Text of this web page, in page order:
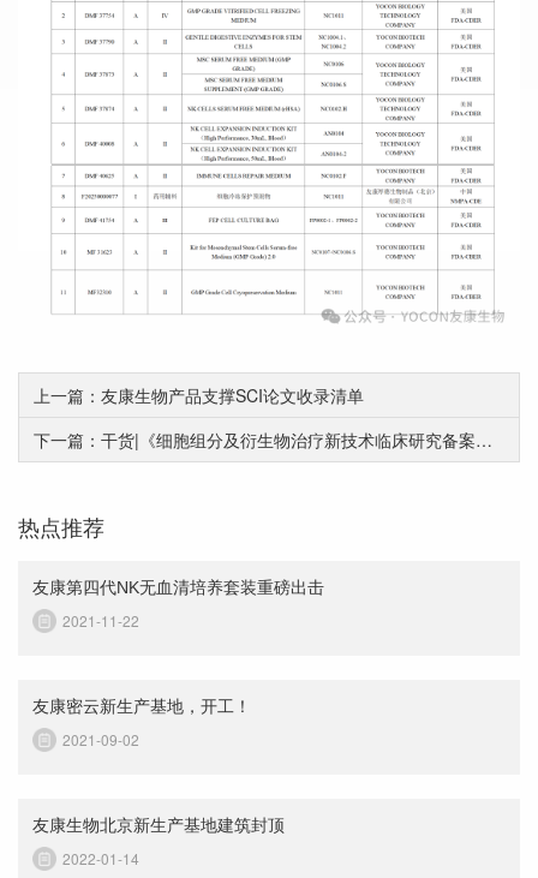
上一篇：友康生物产品支撑SCI论文收录清单
下一篇：干货|《细胞组分及衍生物治疗新技术临床研究备案指引》框架下外泌体制备的合规性分析
热点推荐
友康第四代NK无血清培养套装重磅出击
2021-11-22
友康密云新生产基地，开工！
2021-09-02
友康生物北京新生产基地建筑封顶
2022-01-14